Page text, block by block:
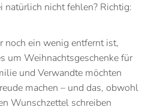
natürlich nicht fehlen? Richtig:
noch ein wenig entfernt ist,
um Weihnachtsgeschenke für
und Verwandte möchten
machen – und das, obwohl
Wunschzettel schreiben